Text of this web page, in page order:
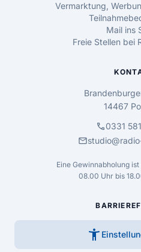
Vermarktung,
Mail ins
Freie Stellen bei
14467
call0331
mail
Eine Gewinnabholung
08.00 Uhr bis
accessibility_new